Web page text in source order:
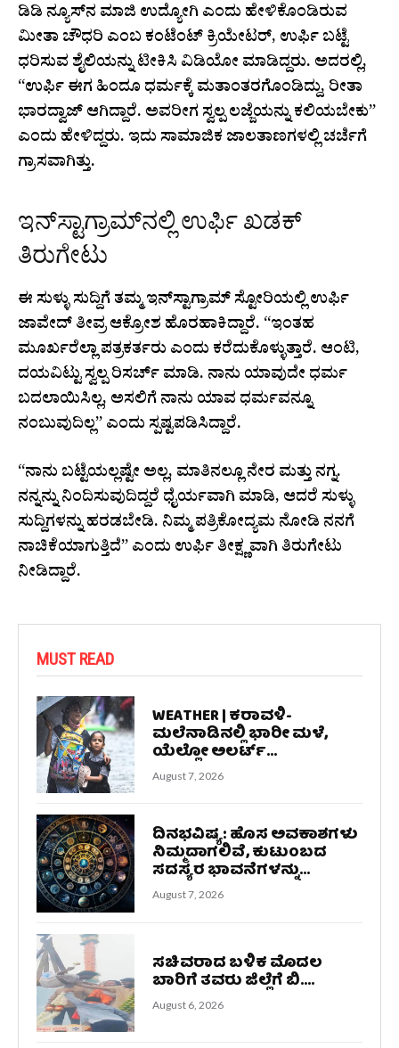
ಡಿಡಿ ನ್ಯೂಸ್‌ನ ಮಾಜಿ ಉದ್ಯೋಗಿ ಎಂದು ಹೇಳಿಕೊಂಡಿರುವ
ಮೀತಾ ಚೌಧರಿ ಎಂಬ ಕಂಟೆಂಟ್ ಕ್ರಿಯೇಟರ್, ಉರ್ಫಿ ಬಟ್ಟೆ
ಧರಿಸುವ ಶೈಲಿಯನ್ನು ಟೀಕಿಸಿ ವಿಡಿಯೋ ಮಾಡಿದ್ದರು. ಅದರಲ್ಲಿ,
“ಉರ್ಫಿ ಈಗ ಹಿಂದೂ ಧರ್ಮಕ್ಕೆ ಮತಾಂತರಗೊಂಡಿದ್ದು, ರೀತಾ
ಭಾರದ್ವಾಜ್ ಆಗಿದ್ದಾರೆ. ಅವರೀಗ ಸ್ವಲ್ಪ ಲಜ್ಜೆಯನ್ನು ಕಲಿಯಬೇಕು”
ಎಂದು ಹೇಳಿದ್ದರು. ಇದು ಸಾಮಾಜಿಕ ಜಾಲತಾಣಗಳಲ್ಲಿ ಚರ್ಚೆಗೆ
ಗ್ರಾಸವಾಗಿತ್ತು.
ಇನ್‌ಸ್ಟಾಗ್ರಾಮ್‌ನಲ್ಲಿ ಉರ್ಫಿ ಖಡಕ್
ತಿರುಗೇಟು
ಈ ಸುಳ್ಳು ಸುದ್ದಿಗೆ ತಮ್ಮ ಇನ್‌ಸ್ಟಾಗ್ರಾಮ್ ಸ್ಟೋರಿಯಲ್ಲಿ ಉರ್ಫಿ
ಜಾವೇದ್ ತೀವ್ರ ಆಕ್ರೋಶ ಹೊರಹಾಕಿದ್ದಾರೆ. “ಇಂತಹ
ಮೂರ್ಖರೆಲ್ಲಾ ಪತ್ರಕರ್ತರು ಎಂದು ಕರೆದುಕೊಳ್ಳುತ್ತಾರೆ. ಆಂಟಿ,
ದಯವಿಟ್ಟು ಸ್ವಲ್ಪ ರಿಸರ್ಚ್ ಮಾಡಿ. ನಾನು ಯಾವುದೇ ಧರ್ಮ
ಬದಲಾಯಿಸಿಲ್ಲ, ಅಸಲಿಗೆ ನಾನು ಯಾವ ಧರ್ಮವನ್ನೂ
ನಂಬುವುದಿಲ್ಲ” ಎಂದು ಸ್ಪಷ್ಟಪಡಿಸಿದ್ದಾರೆ.
“ನಾನು ಬಟ್ಟೆಯಲ್ಲಷ್ಟೇ ಅಲ್ಲ, ಮಾತಿನಲ್ಲೂ ನೇರ ಮತ್ತು ನಗ್ನ.
ನನ್ನನ್ನು ನಿಂದಿಸುವುದಿದ್ದರೆ ಧೈರ್ಯವಾಗಿ ಮಾಡಿ, ಆದರೆ ಸುಳ್ಳು
ಸುದ್ದಿಗಳನ್ನು ಹರಡಬೇಡಿ. ನಿಮ್ಮ ಪತ್ರಿಕೋದ್ಯಮ ನೋಡಿ ನನಗೆ
ನಾಚಿಕೆಯಾಗುತ್ತಿದೆ” ಎಂದು ಉರ್ಫಿ ತೀಕ್ಷ್ಣವಾಗಿ ತಿರುಗೇಟು
ನೀಡಿದ್ದಾರೆ.
MUST READ
WEATHER | ಕರಾವಳಿ-
ಮಲೆನಾಡಿನಲ್ಲಿ ಭಾರೀ ಮಳೆ,
ಯೆಲ್ಲೋ ಅಲರ್ಟ್‌...
August 7, 2026
ದಿನಭವಿಷ್ಯ: ಹೊಸ ಅವಕಾಶಗಳು
ನಿಮ್ಮದಾಗಲಿವೆ, ಕುಟುಂಬದ
ಸದಸ್ಯರ ಭಾವನೆಗಳನ್ನು...
August 7, 2026
ಸಚಿವರಾದ ಬಳಿಕ ಮೊದಲ
ಬಾರಿಗೆ ತವರು ಜಿಲ್ಲೆಗೆ ಬಿ....
August 6, 2026